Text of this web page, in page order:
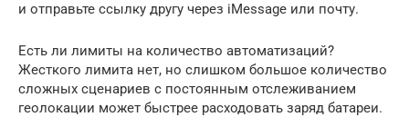
и отправьте ссылку другу через iMessage или почту.
Есть ли лимиты на количество автоматизаций?
Жесткого лимита нет, но слишком большое количество
сложных сценариев с постоянным отслеживанием
геолокации может быстрее расходовать заряд батареи.